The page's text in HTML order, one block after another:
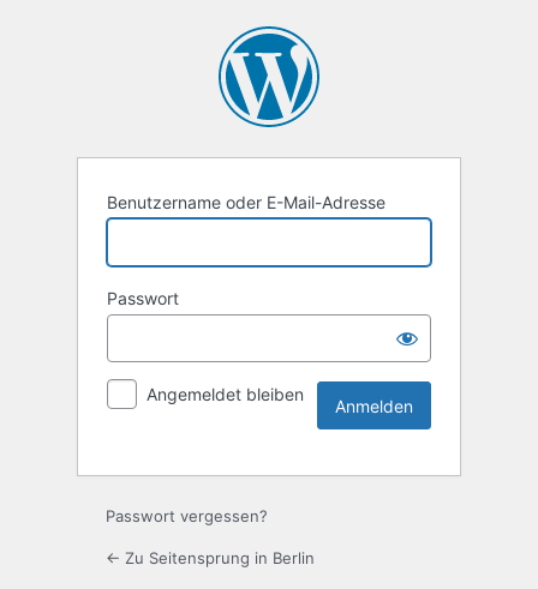
Benutzername oder E-Mail-Adresse
Passwort
Angemeldet bleiben
Passwort vergessen?
← Zu Seitensprung in Berlin